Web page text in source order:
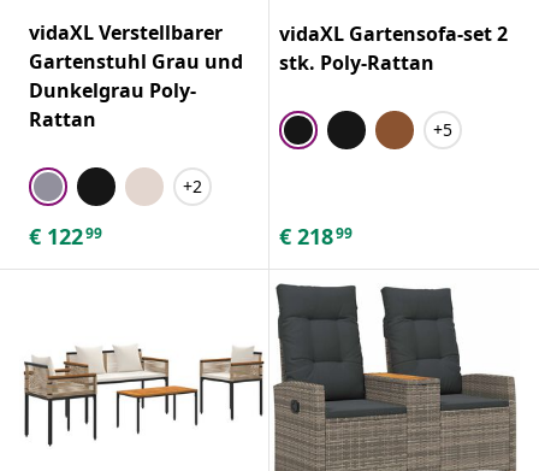
vidaXL Verstellbarer
Gartenstuhl Grau und
Dunkelgrau Poly-
Rattan
+2
€ 12299
vidaXL Gartensofa-set 2
stk. Poly-Rattan
+5
€ 21899